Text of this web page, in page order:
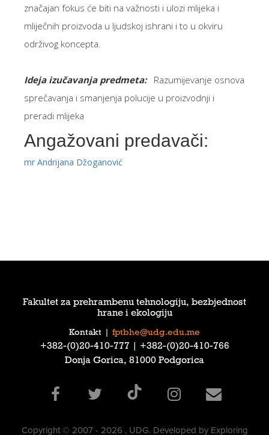
značajan fokus će biti na važnosti i ulozi mlijeka i
mliječnih proizvoda u ljudskoj ishrani i to u okviru
održivog koncepta.
Ideja izučavanja predmeta:Razumijevanje osnova
sprečavanja i smanjenja polucije u proizvodnji i
preradi mlijeka
Angažovani predavači:
mr Andrijana Džoganović
Fakultet za prehrambenu tehnologiju, bezbjednost
hrane i ekologiju
Kontakt fptbhe@udg.edu.me
‎+382-(0)20-410-777‎ | ‎+382-(0)20-410-766‎
Donja Gorica, 81000 Podgorica
Copyright © 2007 - 2026 , UDG. Developed by Exploring